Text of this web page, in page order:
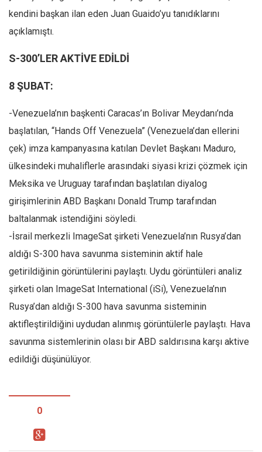
kendini başkan ilan eden Juan Guaido’yu tanıdıklarını
açıklamıştı.
S-300’LER AKTİVE EDİLDİ
8 ŞUBAT:
-Venezuela’nın başkenti Caracas’ın Bolivar Meydanı’nda
başlatılan, “Hands Off Venezuela” (Venezuela’dan ellerini
çek) imza kampanyasına katılan Devlet Başkanı Maduro,
ülkesindeki muhaliflerle arasındaki siyasi krizi çözmek için
Meksika ve Uruguay tarafından başlatılan diyalog
girişimlerinin ABD Başkanı Donald Trump tarafından
baltalanmak istendiğini söyledi.
-İsrail merkezli ImageSat şirketi Venezuela’nın Rusya’dan
aldığı S-300 hava savunma sisteminin aktif hale
getirildiğinin görüntülerini paylaştı. Uydu görüntüleri analiz
şirketi olan ImageSat International (iSi), Venezuela’nın
Rusya’dan aldığı S-300 hava savunma sisteminin
aktifleştirildiğini uydudan alınmış görüntülerle paylaştı. Hava
savunma sistemlerinin olası bir ABD saldırısına karşı aktive
edildiği düşünülüyor.
0